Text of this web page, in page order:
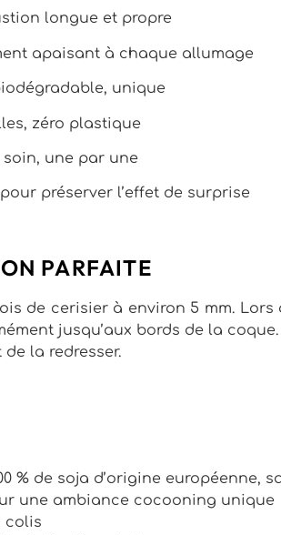
longue et propre
apaisant à chaque allumage
unique
zéro plastique
une par une
préserver l’effet de surprise
PARFAITE
de cerisier à environ 5 mm.
jusqu’aux bords de la
la redresser.
% de soja d’origine européenne,
une ambiance cocooning unique
colis